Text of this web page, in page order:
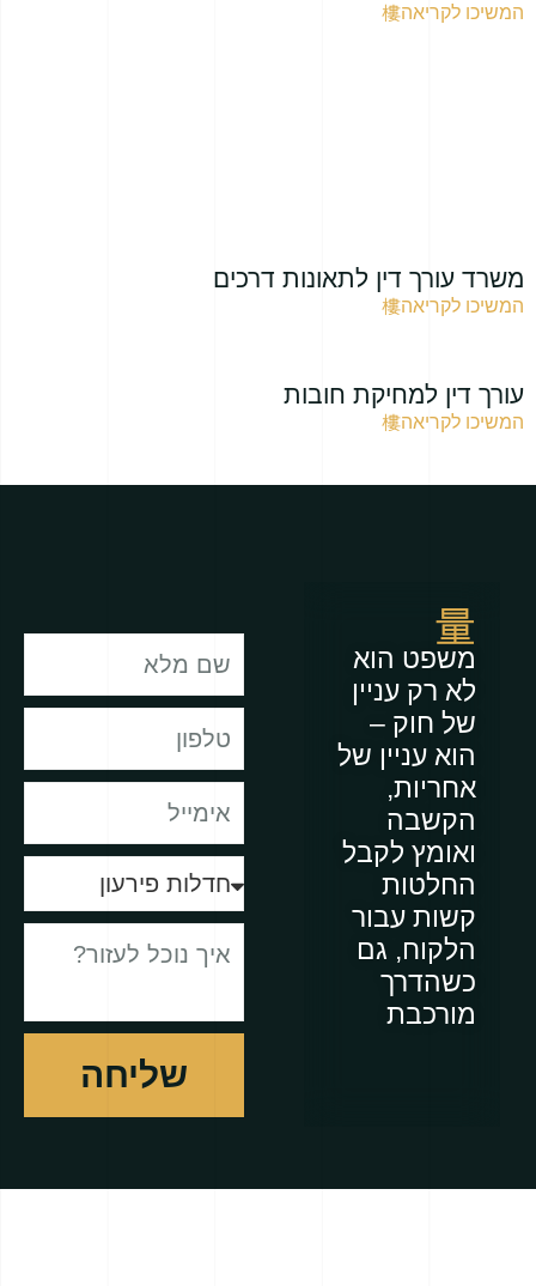
המשיכו לקריאה
משרד עורך דין לתאונות דרכים
המשיכו לקריאה
עורך דין למחיקת חובות
המשיכו לקריאה
משפט הוא
לא רק עניין
של חוק –
הוא עניין של
אחריות,
הקשבה
ואומץ לקבל
החלטות
קשות עבור
הלקוח, גם
כשהדרך
מורכבת
שליחה